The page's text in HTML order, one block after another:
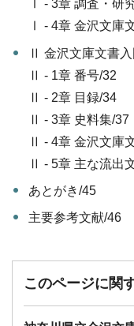
Ⅰ - 3章 調査・研
Ⅰ - 4章 金沢文庫
Ⅱ 金沢文庫文書
Ⅱ - 1章 番号/32
Ⅱ - 2章 目録/34
Ⅱ - 3章 史料集/37
Ⅱ - 4章 金沢文庫
Ⅱ - 5章 主な流出
あとがき/45
主要参考文献/46
このページに関